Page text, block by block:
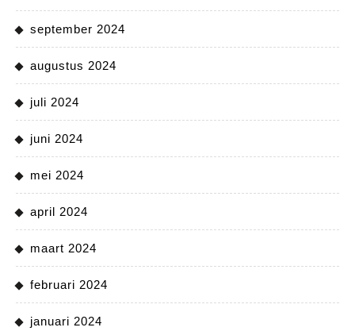
september 2024
augustus 2024
juli 2024
juni 2024
mei 2024
april 2024
maart 2024
februari 2024
januari 2024